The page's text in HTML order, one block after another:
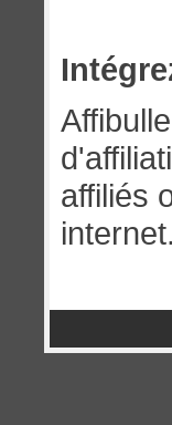
affiliés
internet.